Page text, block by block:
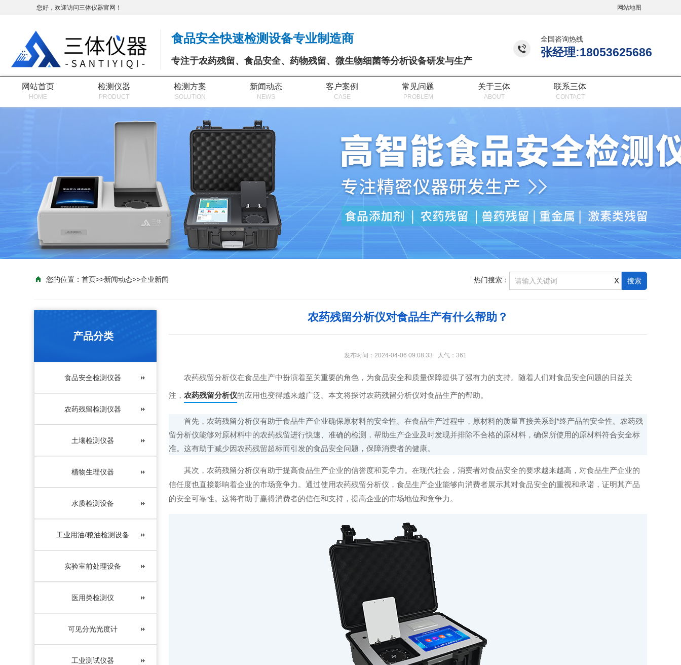
您好，欢迎访问三体仪器官网！ 网站地图
食品安全快速检测设备专业制造商
专注于农药残留、食品安全、药物残留、微生物细菌等分析设备研发与生产
全国咨询热线
张经理:18053625686
网站首页
HOME
检测仪器
PRODUCT
检测方案
SOLUTION
新闻动态
NEWS
客户案例
CASE
常见问题
PROBLEM
关于三体
ABOUT
联系三体
CONTACT
您的位置：首页>>新闻动态>>企业新闻 热门搜索： x
产品分类
食品安全检测仪器
农药残留检测仪器
土壤检测仪器
植物生理仪器
水质检测设备
工业用油/粮油检测设备
实验室前处理设备
医用类检测仪
可见分光光度计
工业测试仪器
农药残留分析仪对食品生产有什么帮助？
发布时间：2024-04-06 09:08:33 人气：361
农药残留分析仪在食品生产中扮演着至关重要的角色，为食品安全和质量保障提供了强有力的支持。随着人们对食品安全问题的日益关
注，农药残留分析仪的应用也变得越来越广泛。本文将探讨农药残留分析仪对食品生产的帮助。
首先，农药残留分析仪有助于食品生产企业确保原材料的安全性。在食品生产过程中，原材料的质量直接关系到*终产品的安全性。农药残
留分析仪能够对原材料中的农药残留进行快速、准确的检测，帮助生产企业及时发现并排除不合格的原材料，确保所使用的原材料符合安全标
准。这有助于减少因农药残留超标而引发的食品安全问题，保障消费者的健康。
其次，农药残留分析仪有助于提高食品生产企业的信誉度和竞争力。在现代社会，消费者对食品安全的要求越来越高，对食品生产企业的
信任度也直接影响着企业的市场竞争力。通过使用农药残留分析仪，食品生产企业能够向消费者展示其对食品安全的重视和承诺，证明其产品
的安全可靠性。这将有助于赢得消费者的信任和支持，提高企业的市场地位和竞争力。